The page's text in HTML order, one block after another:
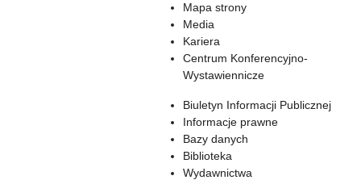
Mapa strony
Media
Kariera
Centrum Konferencyjno-
Wystawiennicze
Biuletyn Informacji Publicznej
Informacje prawne
Bazy danych
Biblioteka
Wydawnictwa